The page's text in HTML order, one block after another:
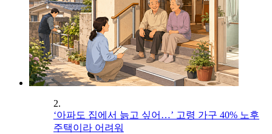
2.
‘아파도 집에서 늙고 싶어…’ 고령 가구 40% 노후
주택이라 어려워